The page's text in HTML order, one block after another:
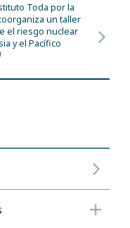
Toda por la
un taller
el riesgo nuclear
y el Pacífico